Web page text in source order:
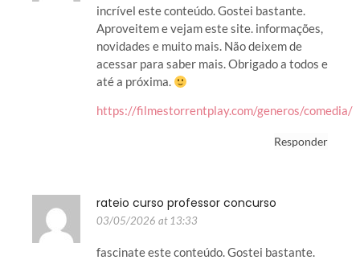
incrível este conteúdo. Gostei bastante.
Aproveitem e vejam este site. informações,
novidades e muito mais. Não deixem de
acessar para saber mais. Obrigado a todos e
até a próxima.
https://filmestorrentplay.com/generos/comedia/
Responder
rateio curso professor concurso
03/05/2026 at 13:33
fascinate este conteúdo. Gostei bastante.